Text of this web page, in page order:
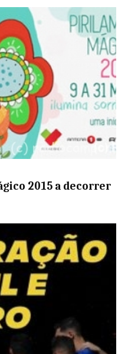
2015 a decorrer